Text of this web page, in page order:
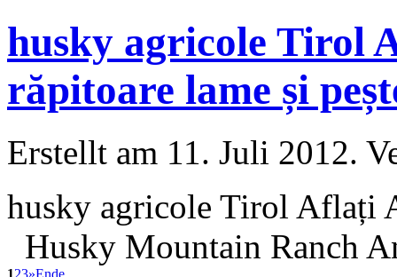
husky agricole Tirol
răpitoare lame și
Erstellt am 11. Juli 2012.
husky agricole Tirol Aflați
Husky Mountain Ranch
123»Ende